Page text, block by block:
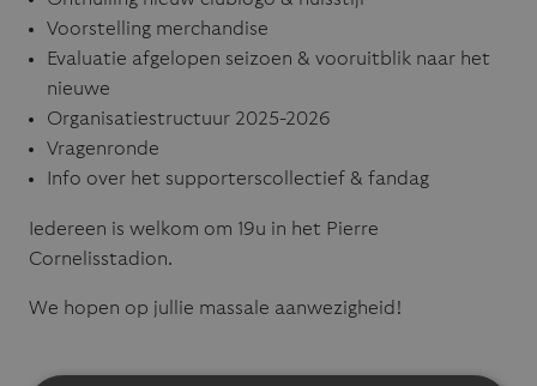
Voorstelling merchandise
Evaluatie afgelopen seizoen & vooruitblik naar het
nieuwe
Organisatiestructuur 2025-2026
Vragenronde
Info over het supporterscollectief & fandag
Iedereen is welkom om 19u in het Pierre
Cornelisstadion.
We hopen op jullie massale aanwezigheid!